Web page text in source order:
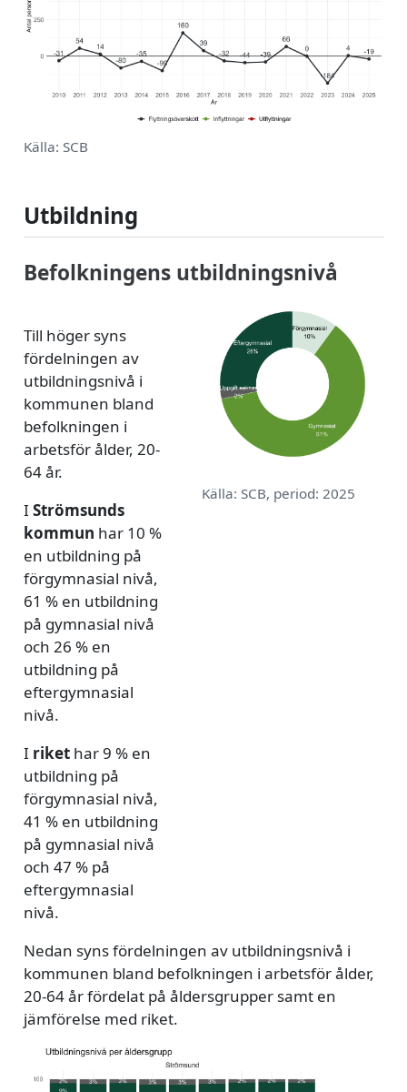
Källa: SCB
Utbildning
Befolkningens utbildningsnivå
Till höger syns
fördelningen av
utbildningsnivå i
kommunen bland
befolkningen i
arbetsför ålder, 20-
64 år.
I Strömsunds
kommun har 10 %
en utbildning på
förgymnasial nivå,
61 % en utbildning
på gymnasial nivå
och 26 % en
utbildning på
eftergymnasial
nivå.
I rikethar 9 % en
utbildning på
förgymnasial nivå,
41 % en utbildning
på gymnasial nivå
och 47 % på
eftergymnasial
nivå.
Källa: SCB, period: 2025
Nedan syns fördelningen av utbildningsnivå i
kommunen bland befolkningen i arbetsför ålder,
20-64 år fördelat på åldersgrupper samt en
jämförelse med riket.